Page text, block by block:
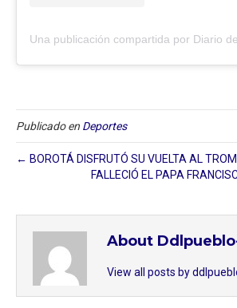
Publicado en Deportes
← BOROTÁ DISFRUTÓ SU VUELTA AL
FALLECIÓ EL PAPA
About
View all posts by